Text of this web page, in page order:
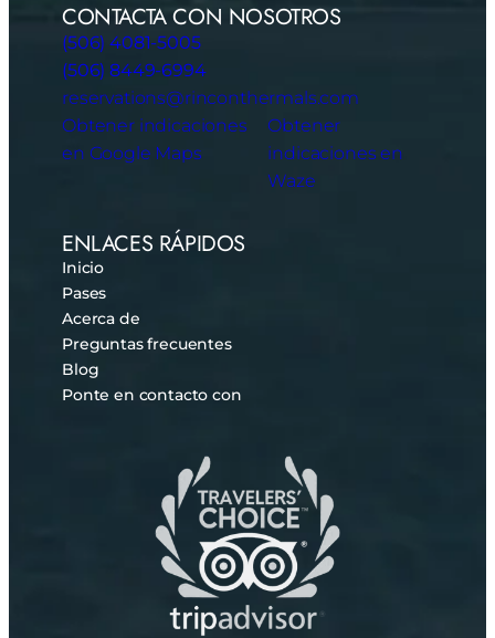
CONTACTA CON NOSOTROS
(506) 4081-5005
(506) 8449-6994
reservations@rinconthermals.com
Obtener indicaciones
en Google Maps
Obtener
indicaciones en
Waze
ENLACES RÁPIDOS
Inicio
Pases
Acerca de
Preguntas frecuentes
Blog
Ponte en contacto con